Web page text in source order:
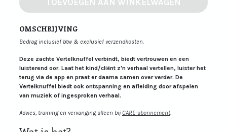
TOEVOEGEN AAN WINKELWAGEN
OMSCHRIJVING
Bedrag inclusief btw & exclusief verzendkosten.
Deze zachte Vertelknuffel verbindt, biedt vertrouwen en een
luisterend oor. Laat het kind/cliënt z'n verhaal vertellen, luister het
terug via de app en praat er daarna samen over verder. De
Vertelknuffel biedt ook ontspanning en afleiding door afspelen
van muziek of ingesproken verhaal.
Advies, training en vervanging alleen bij CARE-abonnement.